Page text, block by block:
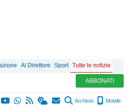
Al Direttore Sport Tutte le notizie
ABBONATI
Archivio Mobile